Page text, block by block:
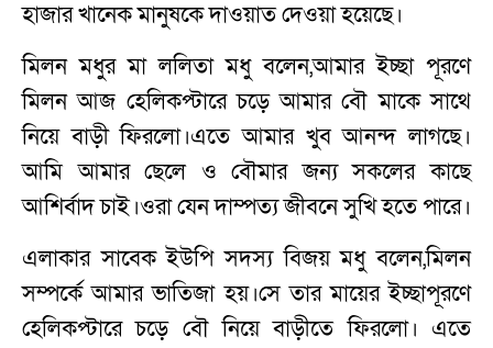
হাজার খানেক মানুষকে দাওয়াত দেওয়া হয়েছে।
মিলন মধুর মা ললিতা মধু বলেন,আমার ইচ্ছা পূরণে
মিলন আজ হেলিকপ্টারে চড়ে আমার বৌ মাকে সাথে
নিয়ে বাড়ী ফিরলো।এতে আমার খুব আনন্দ লাগছে।
আমি আমার ছেলে ও বৌমার জন্য সকলের কাছে
আশির্বাদ চাই।ওরা যেন দাম্পত্য জীবনে সুখি হতে পারে।
এলাকার সাবেক ইউপি সদস্য বিজয় মধু বলেন,মিলন
সম্পর্কে আমার ভাতিজা হয়।সে তার মায়ের ইচ্ছাপূরণে
হেলিকপ্টারে চড়ে বৌ নিয়ে বাড়ীতে ফিরলো। এতে